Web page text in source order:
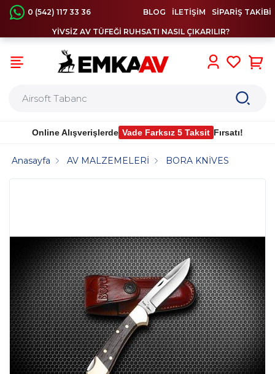
0 (542) 117 33 36 BLOG İLETİŞİM SİPARİŞ TAKİBİ
YİVSİZ AV TÜFEĞİ RUHSATI NASIL ÇIKARILIR?
Online Alışverişlerde Vade Farksız 5 Taksit Fırsatı!
Anasayfa AV MALZEMELERİ BORA KNİVES